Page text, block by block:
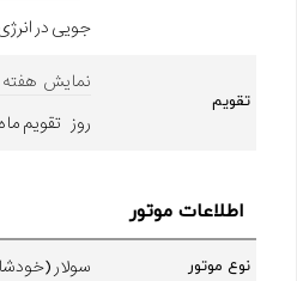
جویی در
تقویم
نمایش
روز تقویم
اطلاعات موتور
نوع موتور سولار